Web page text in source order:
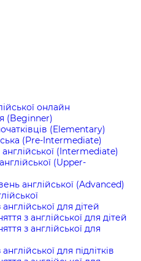
онлайн
(Beginner)
(Elementary)
(Pre-Intermediate)
(Intermediate)
(Upper-
англійської (Advanced)
англійської для дітей
з англійської для дітей
з англійської для
для підлітків